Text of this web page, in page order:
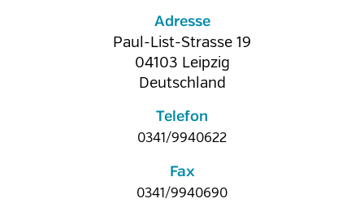
Adresse
Paul-List-Strasse 19
04103 Leipzig
Deutschland
Telefon
0341/9940622
Fax
0341/9940690